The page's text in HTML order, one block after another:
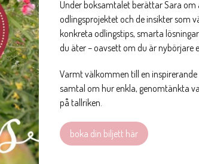
Under boksamtalet berättar Sara
odlingsprojektet och de insikter som
konkreta odlingstips, smarta
du äter – oavsett om du är nybörjare
Varmt välkommen till en
samtal om hur enkla, genomtänkta
på tallriken.
boka din biljett här